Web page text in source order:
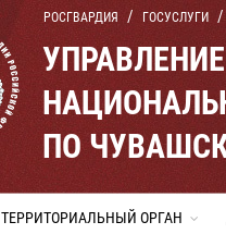
РОСГВАРДИЯ ГОСУСЛУГИ
ПО
ТЕРРИТОРИАЛЬНЫЙ ОРГАН